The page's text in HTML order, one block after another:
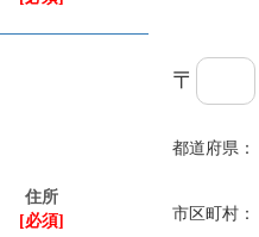
住所
[必須]
〒
都道府県：
市区町村：